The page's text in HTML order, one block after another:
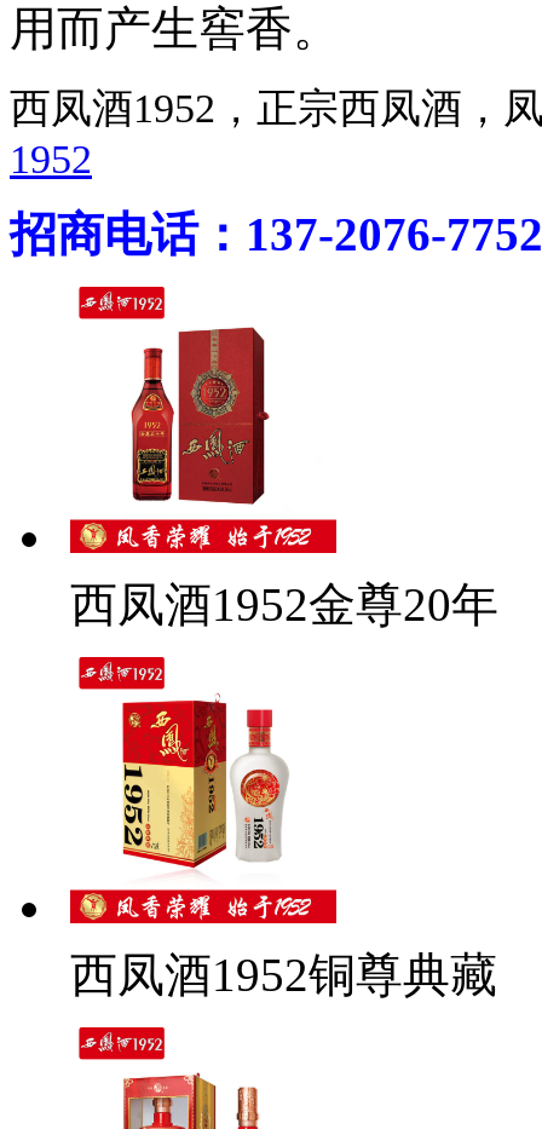
用而产生窖香。
西凤酒1952，正宗西凤酒
1952
招商电话：137-2076-7752
西凤酒1952金尊20年
西凤酒1952铜尊典藏